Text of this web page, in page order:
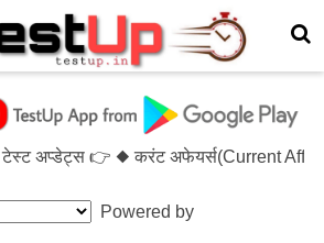
👉 ◆ करंट अफेयर्स(Current Affairs)-
Powered by